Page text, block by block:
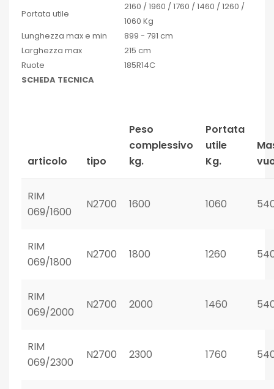
Portata utile
2160 / 1960 / 1760 / 1460 / 1260 /
1060 Kg
Lunghezza max e min
899 - 791 cm
Larghezza max
215 cm
Ruote
185R14C
SCHEDA TECNICA
articolo tipo
Peso
complessivo
kg.
Portata
utile
Kg.
RIM
069/1600
N2700 1600 1060
RIM
069/1800
N2700 1800 1260
RIM
069/2000
N2700 2000 1460
RIM
069/2300
N2700 2300 1760